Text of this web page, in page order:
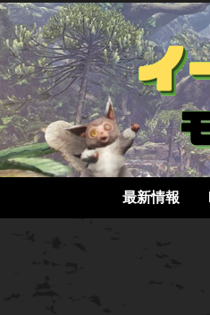
最新情報